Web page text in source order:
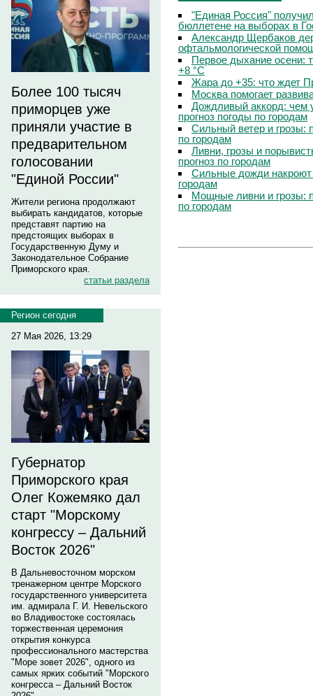
Более 100 тысяч
приморцев уже
приняли участие в
предварительном
голосовании
"Единой России"
Жители региона продолжают
выбирать кандидатов, которые
представят партию на
предстоящих выборах в
Государственную Думу и
Законодательное Собрание
Приморского края.
статьи раздела
Регион сегодня
27 Мая 2026, 13:29
Губернатор
Приморского края
Олег Кожемяко дал
старт "Морскому
конгрессу – Дальний
Восток 2026"
В Дальневосточном морском
тренажерном центре Морского
государственного университета
им. адмирала Г. И. Невельского
во Владивостоке состоялась
торжественная церемония
открытия конкурса
профессионального мастерства
"Море зовет 2026", одного из
самых ярких событий "Морского
конгресса – Дальний Восток
"Единая Россия"
бюллетене на выборах в
Александр Щербаков
офтальмологической
Первое дыхание осени:
+8 °C
Жара до +35: что ждет
Москва помогает
Дождливый аккорд: чем
прогноз погоды по городам
Сильный ветер и грозы:
по городам
Ливни, грозы и
прогноз по городам
Сильные дожди
городам
Мощные ливни и грозы:
по городам